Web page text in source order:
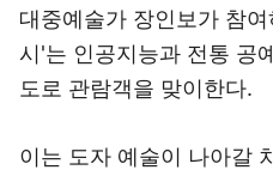
대중예술가 장인보가 참
시'는 인공지능과 전통 공
도로 관람객을 맞이한다.
이는 도자 예술이 나아갈